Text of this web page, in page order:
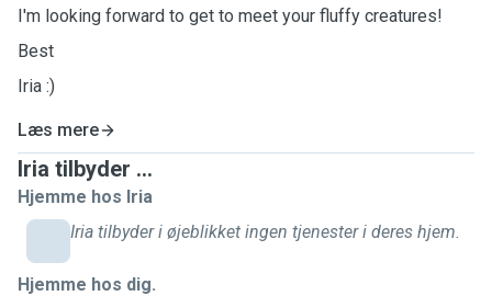
I'm looking forward to get to meet your fluffy creatures!
Best
Iria :)
Læs mere
Iria tilbyder ...
Hjemme hos Iria
Iria tilbyder i øjeblikket ingen tjenester i deres hjem.
Hjemme hos dig.